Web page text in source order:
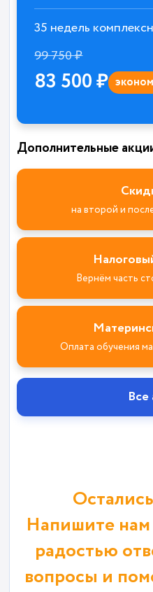
35 недель
99 750 ₽
83 500 ₽
Дополнительные
на второй и
Вернём часть
Оплата обучения
Все
Напишите нам
радостью
вопросы и